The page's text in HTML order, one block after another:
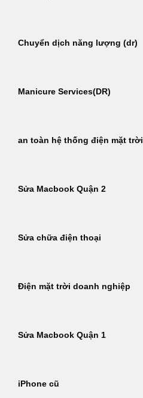
Chuyển dịch năng lượng (dr)
Manicure Services(DR)
an toàn hệ thống điện mặt trời
Sửa Macbook Quận 2
Sửa chữa điện thoại
Điện mặt trời doanh nghiệp
Sửa Macbook Quận 1
iPhone cũ